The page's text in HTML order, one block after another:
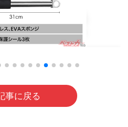
事に戻る